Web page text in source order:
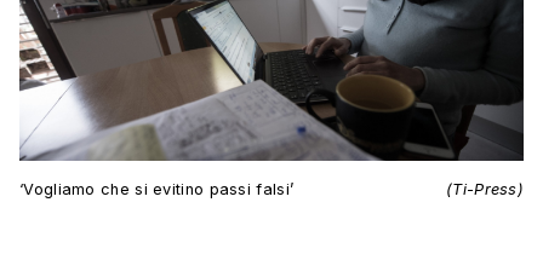
‘Vogliamo che si evitino passi falsi’ (Ti-Press)